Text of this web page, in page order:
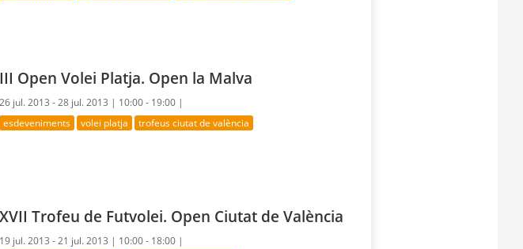
III Open Volei Platja. Open la Malva
26 jul. 2013 - 28 jul. 2013 | 10:00 - 19:00 |
esdeveniments volei platja trofeus ciutat de valència
XVII Trofeu de Futvolei. Open Ciutat de València
19 jul. 2013 - 21 jul. 2013 | 10:00 - 18:00 |